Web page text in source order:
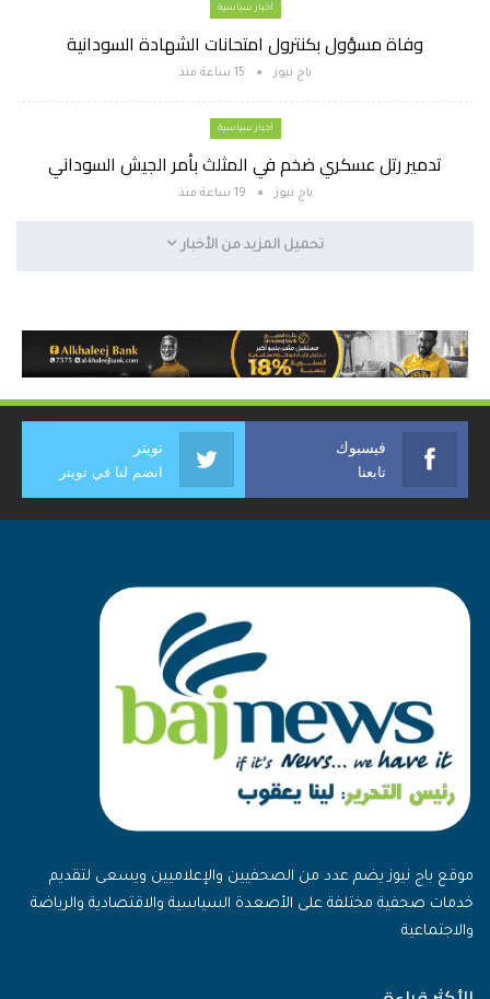
أخبار سياسية
وفاة مسؤول بكنترول امتحانات الشهادة السودانية
باج نيوز 15 ساعة منذ
أخبار سياسية
تدمير رتل عسكري ضخم في المثلث بأمر الجيش السوداني
باج نيوز 19 ساعة منذ
تحميل المزيد من الأخبار
فيسبوك
تابعنا
تويتر
انضم لنا في تويتر
موقع باج نيوز يضم عدد من الصحفيين والإعلاميين ويسعى لتقديم
خدمات صحفية مختلفة على الأصعدة السياسية والاقتصادية والرياضة
والاجتماعية